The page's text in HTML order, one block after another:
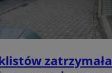
zatrzymała